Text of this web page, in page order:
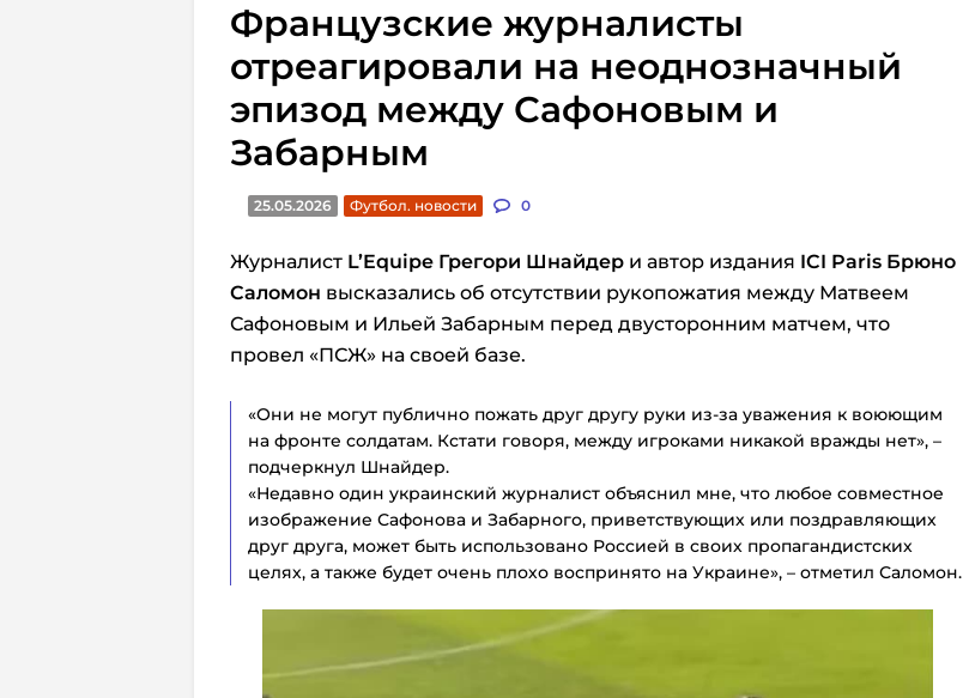
Французские журналисты
отреагировали на неоднозначный
эпизод между Сафоновым и
Забарным
25.05.2026 Футбол. новости 0
Журналист L’Equipe Грегори Шнайдер и автор издания ICI Paris Брюно
Саломон высказались об отсутствии рукопожатия между Матвеем
Сафоновым и Ильей Забарным перед двусторонним матчем, что
провел «ПСЖ» на своей базе.
«Они не могут публично пожать друг другу руки из-за уважения к воюющим
на фронте солдатам. Кстати говоря, между игроками никакой вражды нет», –
подчеркнул Шнайдер.
«Недавно один украинский журналист объяснил мне, что любое совместное
изображение Сафонова и Забарного, приветствующих или поздравляющих
друг друга, может быть использовано Россией в своих пропагандистских
целях, а также будет очень плохо воспринято на Украине», – отметил Саломон.